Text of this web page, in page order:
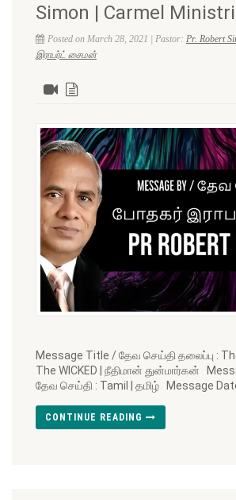
Simon | Carmel
Posted on March 28, 2021 | Pastor: Pr. Robert
இராபர்ட் சைமன்
Message Title / தேவ செய்தி தலைப்பு :
The WICKED | நீதிமான் துன்மார்கன்
தேவ செய்தி : Tamil | தமிழ் Message
CONTINUE READING